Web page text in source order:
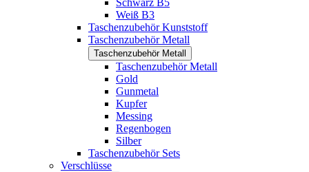
Schwarz B5
Weiß B3
Taschenzubehör Kunststoff
Taschenzubehör Metall
Taschenzubehör Metall
Taschenzubehör Metall
Gold
Gunmetal
Kupfer
Messing
Regenbogen
Silber
Taschenzubehör Sets
Verschlüsse